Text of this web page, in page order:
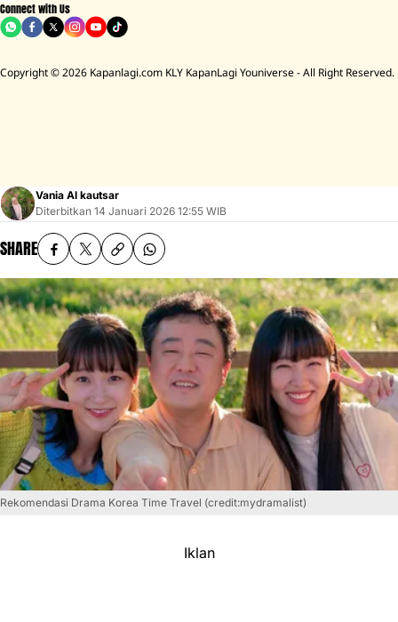
Connect with Us
Copyright © 2026 Kapanlagi.com KLY KapanLagi Youniverse - All Right Reserved.
D ACADEMY 8 Raisa
Home Showbiz Korea
Vania Al kautsar
Diterbitkan 14 Januari 2026 12:55 WIB
SHARE
Rekomendasi Drama Korea Time Travel (credit:mydramalist)
Iklan